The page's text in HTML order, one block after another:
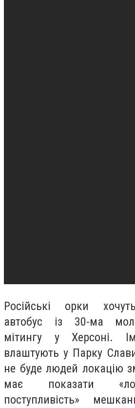
Російські орки
автобус із 30-ма
мітингу у Херсоні.
влаштують у Парку
не буде людей локацію
має показати
поступливість»